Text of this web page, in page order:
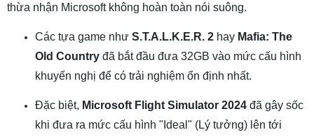
thừa nhận Microsoft không hoàn toàn nói suông.
Các tựa game như S.T.A.L.K.E.R. 2 hay Mafia: The
Old Country đã bắt đầu đưa 32GB vào mức cấu hình
khuyến nghị để có trải nghiệm ổn định nhất.
Đặc biệt, Microsoft Flight Simulator 2024 đã gây sốc
khi đưa ra mức cấu hình "Ideal" (Lý tưởng) lên tới